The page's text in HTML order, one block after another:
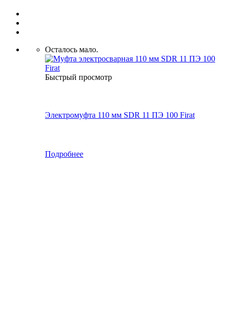
Осталось мало.
Быстрый просмотр
Электромуфта 110 мм SDR 11 ПЭ 100 Firat
Подробнее